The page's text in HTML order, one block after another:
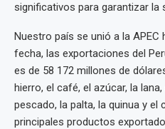
significativos para garantizar la
Nuestro país se unió a la APEC
fecha, las exportaciones del
es de 58 172 millones de
hierro, el café, el azúcar, la
pescado, la palta, la quinua y
principales productos